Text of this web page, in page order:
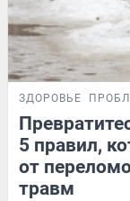
ЗДОРОВЬЕ
5 правил,
от
травм